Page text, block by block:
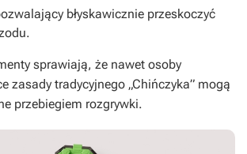
błyskawicznie przeskoczyć
sprawiają, że nawet osoby
zasady tradycyjnego „Chińczyka” mogą
przebiegiem rozgrywki.